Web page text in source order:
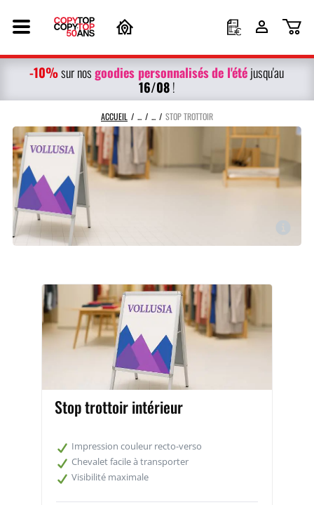
-10%sur nosgoodies personnalisésde l'étéjusqu'au
16/08!
ACCUEIL STOP TROTTOIR
Stop trottoir intérieur
Impression couleur recto-verso
Chevalet facile à transporter
Visibilité maximale